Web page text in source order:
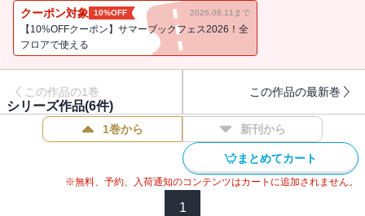
研究を奪われたことをきっかけにライラは爵位を返還し、今後は貴
族とは関わらず魔法の研究をしていくことを決める。
だが王命によって参加した婚約審査会をきっかけに、なぜか第二王
心優しく有能な魔法師令嬢と麗しき冷徹王子が織りなす溺愛ロマン
スファンタジー！
クーポン対象 10%OFF 2026.08.11まで
【10%OFFクーポン】サマーブックフェス2026！全
フロアで使える
この作品の1巻 この作品の最新巻
シリーズ作品(6件)
1巻から 新刊から
まとめてカート
※無料、予約、入荷通知のコンテンツはカートに追加されません。
1